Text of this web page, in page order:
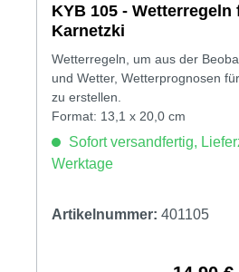
KYB 105 - Wetterregeln
Karnetzki
Wetterregeln, um aus der
und Wetter, Wetterprognosen
zu erstellen.
Format: 13,1 x 20,0 cm
Sofort versandfertig,
Werktage
Artikelnummer: 401105